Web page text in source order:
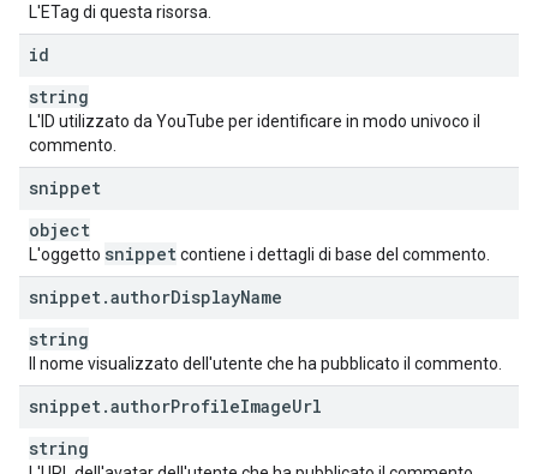
L'ETag di questa risorsa.
id
string
L'ID utilizzato da YouTube per identificare in modo univoco il
commento.
snippet
object
L'oggetto snippetcontiene i dettagli di base del commento.
snippet.authorDisplayName
string
Il nome visualizzato dell'utente che ha pubblicato il commento.
snippet.authorProfileImageUrl
string